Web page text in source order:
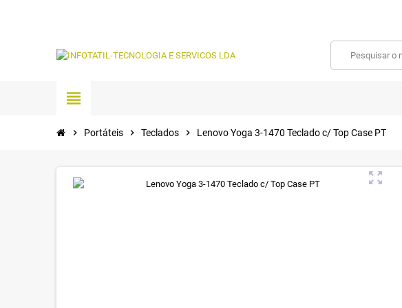
view_headline
chevron_right Portáteis chevron_right Teclados chevron_right Lenovo Yoga 3-1470 Teclado c/ Top Case PT
zoom_out_map